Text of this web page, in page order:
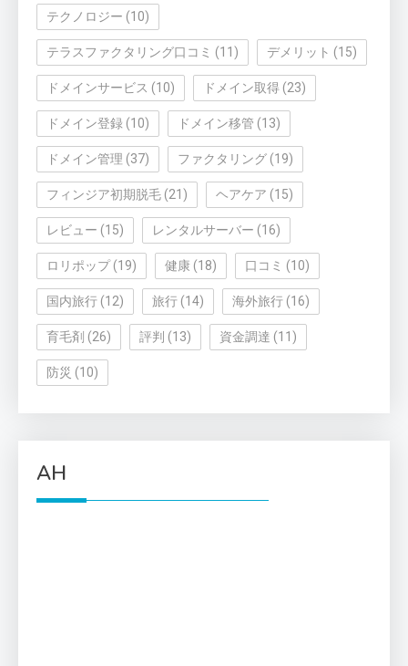
テクノロジー (10)
テラスファクタリング口コミ (11) デメリット (15)
ドメインサービス (10) ドメイン取得 (23)
ドメイン登録 (10) ドメイン移管 (13)
ドメイン管理 (37) ファクタリング (19)
フィンジア初期脱毛 (21) ヘアケア (15)
レビュー (15) レンタルサーバー (16)
ロリポップ(19) 健康 (18) 口コミ (10)
国内旅行 (12) 旅行 (14) 海外旅行 (16)
育毛剤 (26) 評判 (13) 資金調達 (11)
防災 (10)
AH